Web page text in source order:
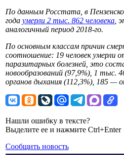
По данным Росстата, в
года умерли 2 тыс. 862 человека,
аналогичный период 2018-го.
По основным классам причин
соотношение: 19 человек умерли
паразитарных болезней, это
новообразований (97,9%), 1 тыс.
органов дыхания (112,3%), 185 —
Нашли ошибку в тексте?
Выделите ее и нажмите Ctrl+Enter
Сообщить новость